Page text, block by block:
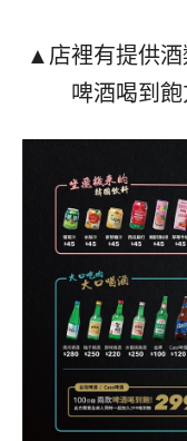
▲店裡有提供酒
啤酒喝到